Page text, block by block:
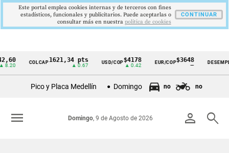
Cintillo
Colombia
COLCAP1621,34 pts USD/COP$4178
▲ 0.42
EUR/COP$3648
—
DESEMPLEO
▼
Pico y Placa Medellín Domingo no no
person search
Domingo, 9 de Agosto de 2026
menu
Este portal emplea cookies internas y de terceros con fines
estadísticos, funcionales y publicitarios. Puede aceptarlas o
consultar más en nuestra politica de cookies
CONTINUAR